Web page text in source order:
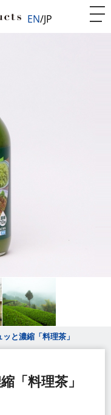
EN JP
と濃縮「料理茶」
「料理茶」